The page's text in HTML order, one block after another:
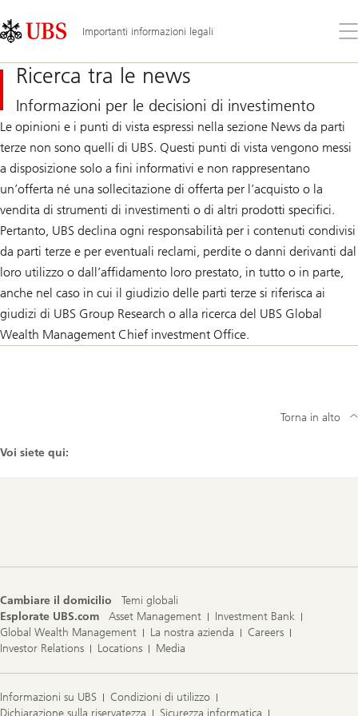
Links
Area
Importanti informazioni legali
il
Ricerca tra le news
Informazioni per le decisioni di investimento
Le opinioni e i punti di vista espressi nella sezione News da parti
terze non sono quelli di UBS. Questi punti di vista vengono messi
a disposizione solo a fini informativi e non rappresentano
un’offerta né una sollecitazione di offerta per l’acquisto o la
vendita di strumenti di investimenti o di altri prodotti specifici.
Pertanto, UBS declina ogni responsabilità per i contenuti condivisi
da parti terze e per eventuali reclami, perdite o danni derivanti dal
loro utilizzo o dall’affidamento loro prestato, in tutto o in parte,
anche nel caso in cui il giudizio delle parti terze si riferisca ai
giudizi di UBS Group Research o alla ricerca del UBS Global
Wealth Management Chief investment Office.
Voi siete qui:
Torna in alto
Cambiare il domicilio
Temi globali
Esplorate UBS.com
Asset Management
Investment Bank
Global Wealth Management
La nostra azienda
Careers
Investor Relations
Locations Media
Informazioni su UBS
Condizioni di utilizzo
Dichiarazione sulla riservatezza
Sicurezza informatica